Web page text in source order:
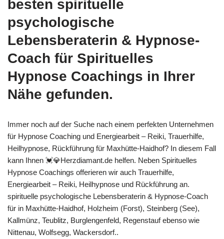
besten spirituelle
psychologische
Lebensberaterin & Hypnose-
Coach für Spirituelles
Hypnose Coachings in Ihrer
Nähe gefunden.
Immer noch auf der Suche nach einem perfekten Unternehmen
für Hypnose Coaching und Energiearbeit – Reiki, Trauerhilfe,
Heilhypnose, Rückführung für Maxhütte-Haidhof? In diesem Fall
kann Ihnen 💓️💎Herzdiamant.de helfen. Neben Spirituelles
Hypnose Coachings offerieren wir auch Trauerhilfe,
Energiearbeit – Reiki, Heilhypnose und Rückführung an.
spirituelle psychologische Lebensberaterin & Hypnose-Coach
für in Maxhütte-Haidhof, Holzheim (Forst), Steinberg (See),
Kallmünz, Teublitz, Burglengenfeld, Regenstauf ebenso wie
Nittenau, Wolfsegg, Wackersdorf..